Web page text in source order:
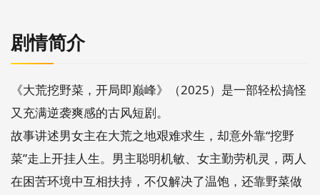
剧情简介
《大荒挖野菜，开局即巅峰》（2025）是一部轻松搞怪
又充满逆袭爽感的古风短剧。
故事讲述男女主在大荒之地艰难求生，却意外靠“挖野
菜”走上开挂人生。男主聪明机敏、女主勤劳机灵，两人
在困苦环境中互相扶持，不仅解决了温饱，还靠野菜做